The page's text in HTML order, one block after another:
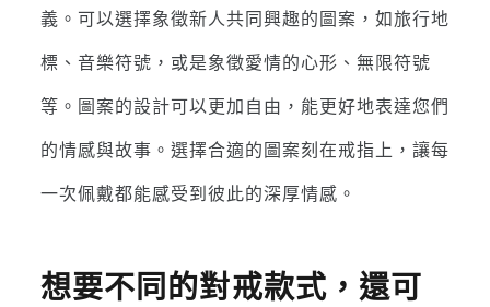
義。可以選擇象徵新人共同興趣的圖案，如旅行地
標、音樂符號，或是象徵愛情的心形、無限符號
等。圖案的設計可以更加自由，能更好地表達您們
的情感與故事。選擇合適的圖案刻在戒指上，讓每
一次佩戴都能感受到彼此的深厚情感。
想要不同的對戒款式，還可